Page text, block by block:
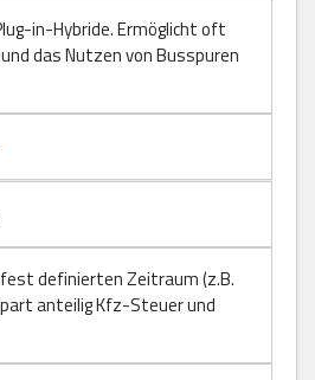
in-Hybride. Ermöglicht oft
das Nutzen von Busspuren
definierten Zeitraum (z.B.
anteilig Kfz-Steuer und